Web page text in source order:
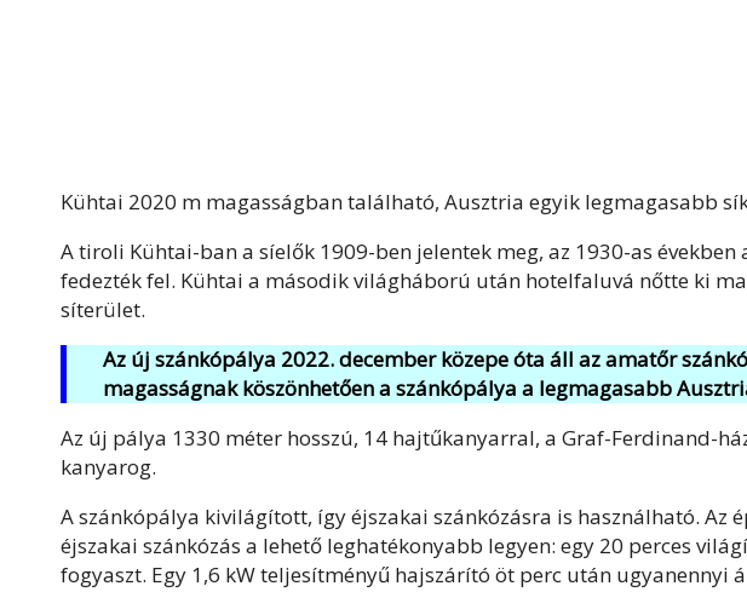
Kühtai 2020 m magasságban található, Ausztria egyik legmagasabb
A tiroli Kühtai-ban a síelők 1909-ben jelentek meg, az 1930-as években
fedezték fel. Kühtai a második világháború után hotelfaluvá nőtte ki
síterület.
Az új szánkópálya 2022. december közepe óta áll az amatőr
magasságnak köszönhetően a szánkópálya a legmagasabb
Az új pálya 1330 méter hosszú, 14 hajtűkanyarral, a Graf-Ferdinand-
kanyarog.
A szánkópálya kivilágított, így éjszakai szánkózásra is használható. Az
éjszakai szánkózás a lehető leghatékonyabb legyen: egy 20 perces
fogyaszt. Egy 1,6 kW teljesítményű hajszárító öt perc után ugyanennyi